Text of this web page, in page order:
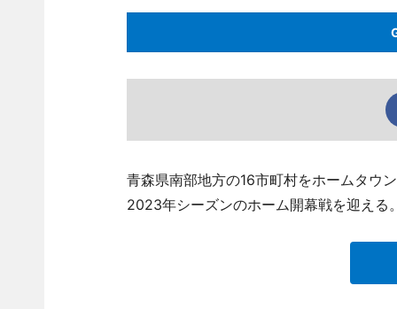
青森県南部地方の16市町村をホームタウ
2023年シーズンのホーム開幕戦を迎える